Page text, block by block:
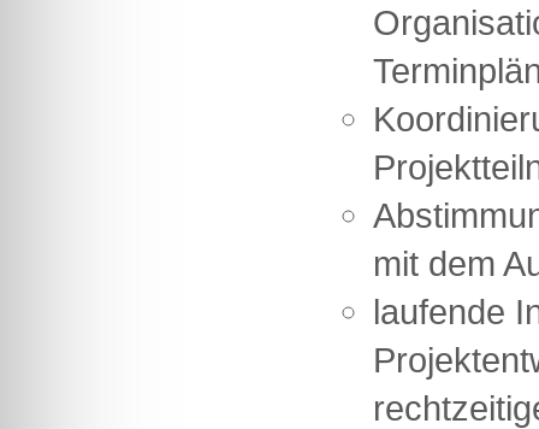
mit dem
laufende